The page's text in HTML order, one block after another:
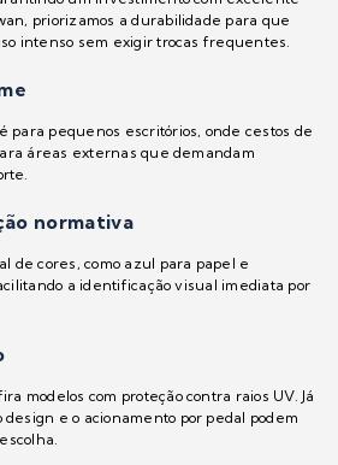
priorizamos a durabilidade para que
intenso sem exigir trocas frequentes.
para pequenos escritórios, onde cestos de
áreas externas que demandam
normativa
de cores, como azul para papel e
a identificação visual imediata por
modelos com proteção contra raios UV. Já
e o acionamento por pedal podem